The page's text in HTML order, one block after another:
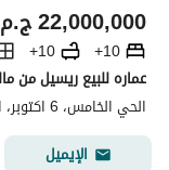
ج.م22,000,000
10+
10+
الحي الخامس، 6 اكتوبر، الجيزة
الإيميل